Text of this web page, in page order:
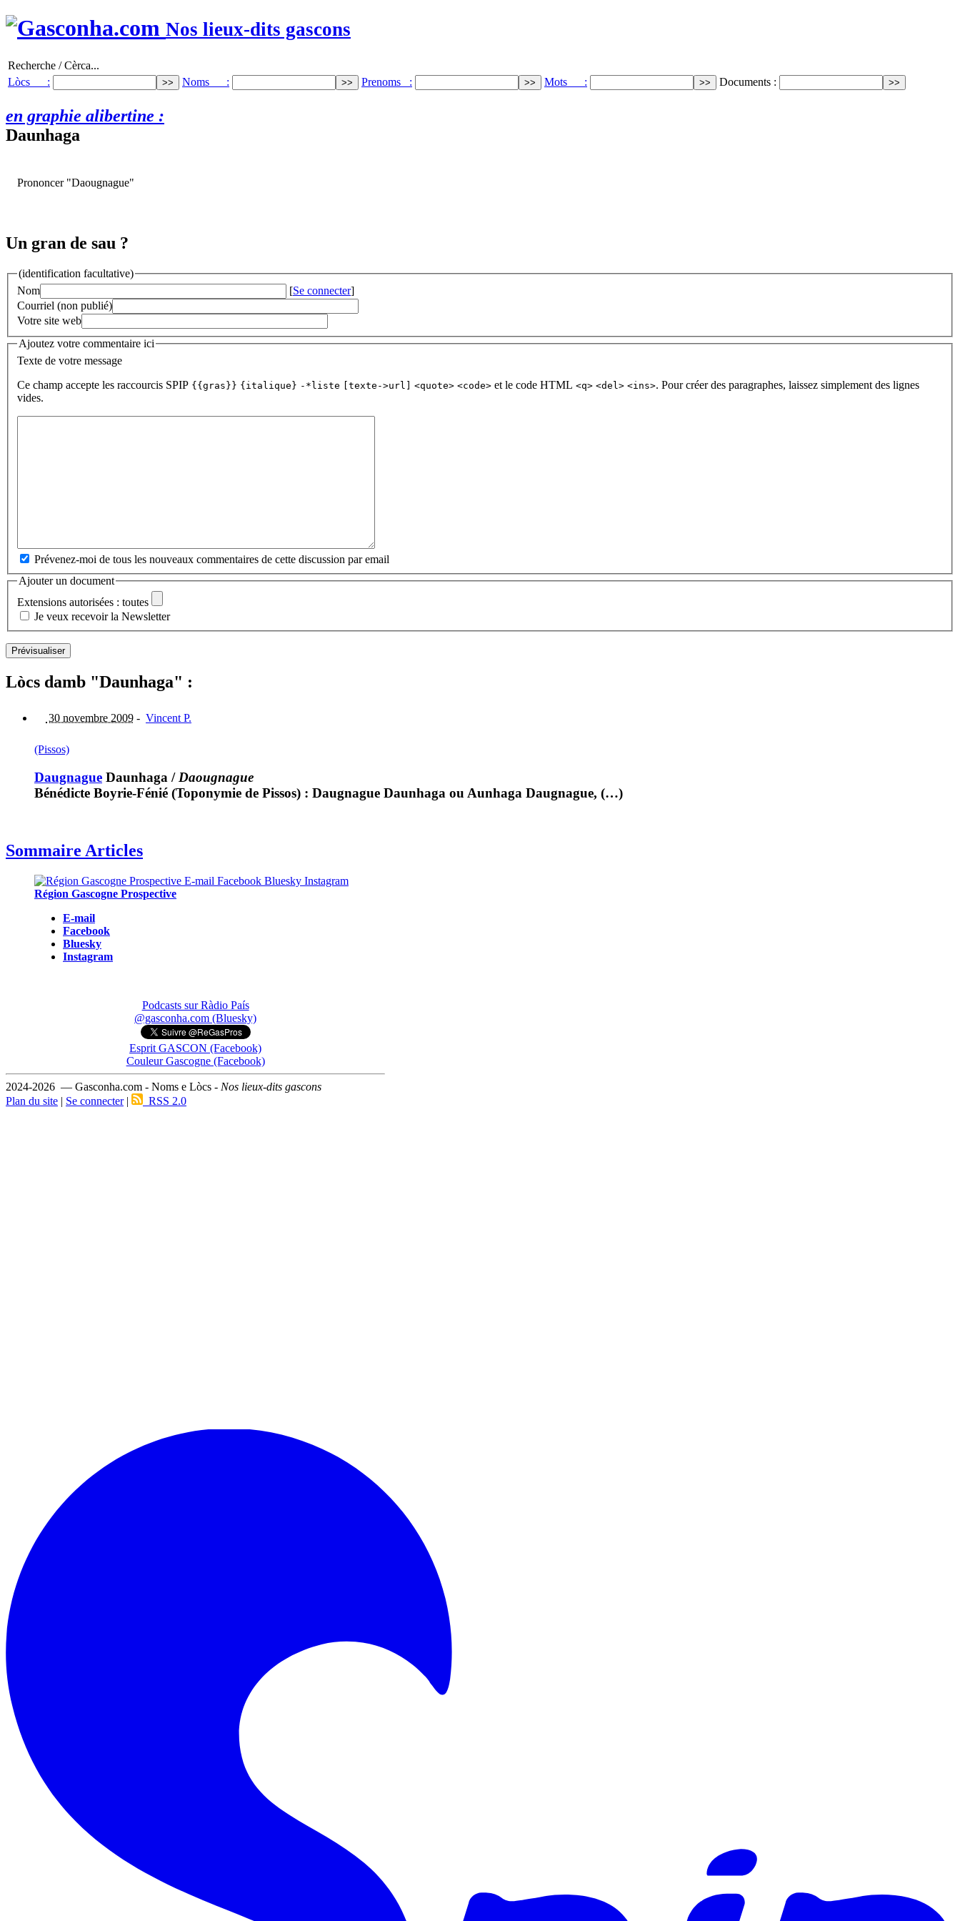
Nos lieux-dits gascons
Recherche / Cèrca...
Lòcs :
Noms : Prenoms : Mots : Documents :
en graphie alibertine :
Daunhaga
Prononcer "Daougnague"
Un gran de sau ?
(identification facultative)
Nom
[Se connecter]
Courriel (non publié)
Votre site web
Ajoutez votre commentaire ici
Texte de votre message
Ce champ accepte les raccourcis SPIP {{gras}} {italique} -*liste [texte->url] <quote> <code> et le code HTML <q> <del> <ins>. Pour créer des paragraphes, laissez simplement des lignes
vides.
Prévenez-moi de tous les nouveaux commentaires de cette discussion par email
Ajouter un document
Extensions autorisées : toutes
Je veux recevoir la Newsletter
Lòcs damb "Daunhaga" :
30 novembre 2009 - Vincent P.
(Pissos)
Daugnague Daunhaga / Daougnague
Bénédicte Boyrie-Fénié (Toponymie de Pissos) : Daugnague Daunhaga ou Aunhaga Daugnague, (…)
Sommaire Articles
Région Gascogne Prospective
E-mail
Facebook
Bluesky
Instagram
Podcasts sur Ràdio País
@gasconha.com (Bluesky)
Esprit GASCON (Facebook)
Couleur Gascogne (Facebook)
2024-2026 — Gasconha.com - Noms e Lòcs - Nos lieux-dits gascons
Plan du site | Se connecter| RSS 2.0